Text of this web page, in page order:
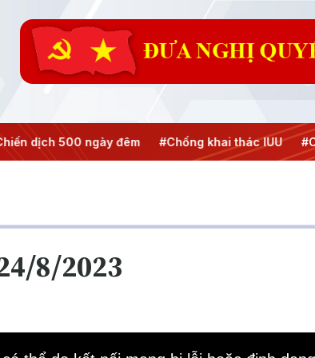
ngày đêm #Chống khai thác IUU #Căng
8/2023